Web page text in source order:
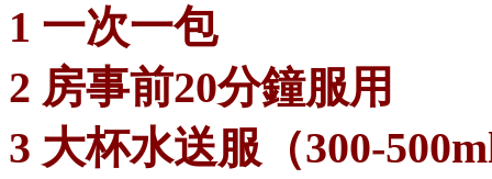
1 一次一包
2 房事前20分鐘服用
3 大杯水送服（300-